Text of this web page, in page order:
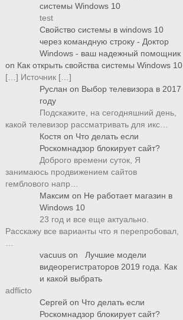
системы Windows 10
test
Свойство системы в windows 10
через командную строку - Доктор
Windows - ваш надежный помощник
on Как открыть свойства системы Windows 10
[…] Источник […]
Руслан on Выбор телевизора в 2017
году
Подскажите, на сегодняшний день,
какой телевизор рассматривать для икс…
Костя on Что делать если
Роскомнадзор блокирует сайт?
Доброго времени суток, Я
занимаюсь продвижением сайтов
гемблового напр…
Максим on Не работает магазин в
Windows 10
23 год и все еще актуально.
Расскажу все варианты что я перепробовал,
vacuus on
Лучшие модели
видеорегистраторов 2019 года. Как
и какой выбрать
adflicto
Сергей on Что делать если
Роскомнадзор блокирует сайт?